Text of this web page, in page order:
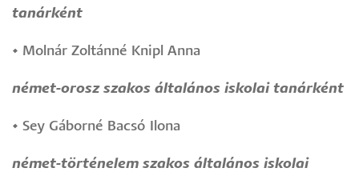
tanárként
• Molnár Zoltánné Knipl Anna
német-orosz szakos általános iskolai tanárként
• Sey Gáborné Bacsó Ilona
német-történelem szakos általános iskolai